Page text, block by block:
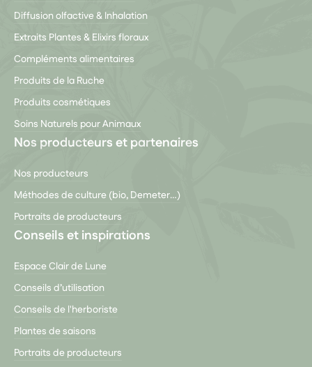
Diffusion olfactive & Inhalation
Extraits Plantes & Elixirs floraux
Compléments alimentaires
Produits de la Ruche
Produits cosmétiques
Soins Naturels pour Animaux
Nos producteurs et partenaires
Nos producteurs
Méthodes de culture (bio, Demeter…)
Portraits de producteurs
Conseils et inspirations
Espace Clair de Lune
Conseils d’utilisation
Conseils de l'herboriste
Plantes de saisons
Portraits de producteurs